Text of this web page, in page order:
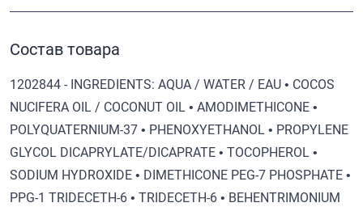
Состав товара
1202844 - INGREDIENTS: AQUA / WATER / EAU • COCOS
NUCIFERA OIL / COCONUT OIL • AMODIMETHICONE •
POLYQUATERNIUM-37 • PHENOXYETHANOL • PROPYLENE
GLYCOL DICAPRYLATE/DICAPRATE • TOCOPHEROL •
SODIUM HYDROXIDE • DIMETHICONE PEG-7 PHOSPHATE •
PPG-1 TRIDECETH-6 • TRIDECETH-6 • BEHENTRIMONIUM